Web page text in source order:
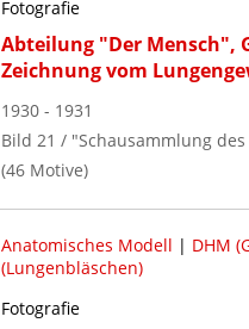
Fotografie
Abteilung "Der Mensch",
Zeichnung vom
1930 - 1931
Bild 21 / "Schausammlung
(46 Motive)
Anatomisches Modell | DHM
(Lungenbläschen)
Fotografie